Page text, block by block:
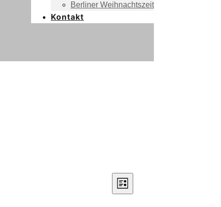
Berliner Weihnachtszeit
Kontakt
Veranstaltung
Ansichten-
Liste